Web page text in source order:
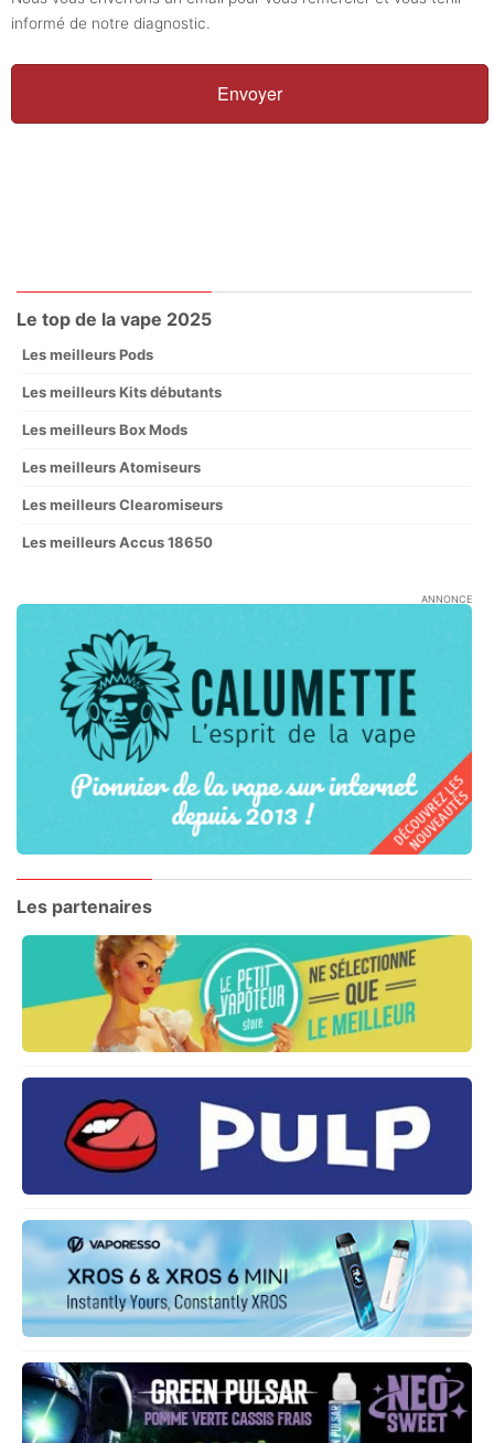
informé de notre diagnostic.
Le top de la vape 2025
Les meilleurs Pods
Les meilleurs Kits débutants
Les meilleurs Box Mods
Les meilleurs Atomiseurs
Les meilleurs Clearomiseurs
Les meilleurs Accus 18650
ANNONCE
Les partenaires